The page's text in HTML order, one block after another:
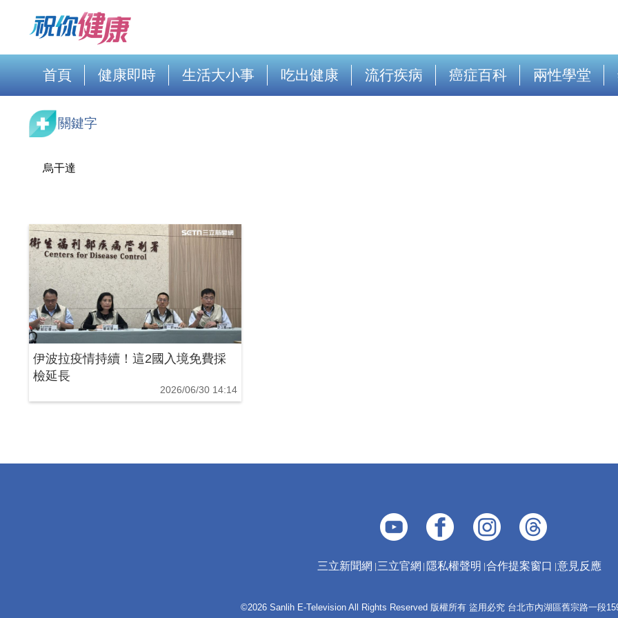
首頁 健康即時 生活大小事 吃出健康 流行疾病 癌症百科 兩性學堂
關鍵字
烏干達
伊波拉疫情持續！這2國入境免費採
檢延長
2026/06/30 14:14
三立新聞網 三立官網 隱私權聲明 合作提案窗口 意見反應
©2026 Sanlih E-Television All Rights Reserved 版權所有 盜用必究 台北市內湖區舊宗路一段